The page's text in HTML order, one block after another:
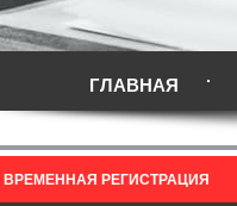
ГЛАВНАЯ
ВРЕМЕННАЯ РЕГИСТРАЦИЯ